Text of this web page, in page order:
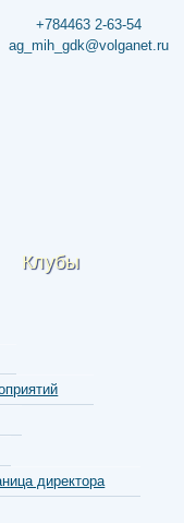
+784463 2-63-54
ag_mih_gdk@volganet.ru
Клубы
директора